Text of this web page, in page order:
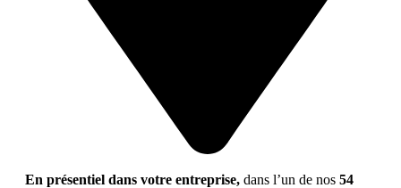
En présentiel dans votre entreprise, dans l’un de nos 54